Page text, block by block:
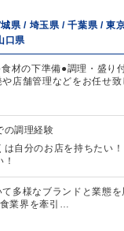
県 / 埼玉県 / 千葉県 / 東
口県
材の下準備●調理・盛り
店舗管理などをお任せ致
の調理経験
は自分のお店を持ちたい
多様なブランドと業態
業界を牽引…